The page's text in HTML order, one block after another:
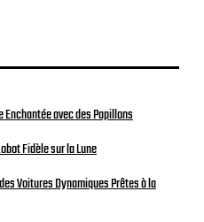
Enchantée avec des Papillons
Fidèle sur la Lune
Voitures Dynamiques Prêtes à la